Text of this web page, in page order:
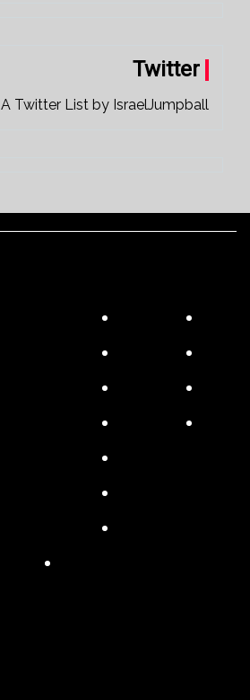
Twitter
A Twitter List by IsraelJumpball